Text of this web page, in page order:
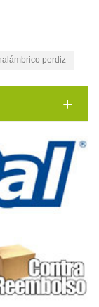
perdiz